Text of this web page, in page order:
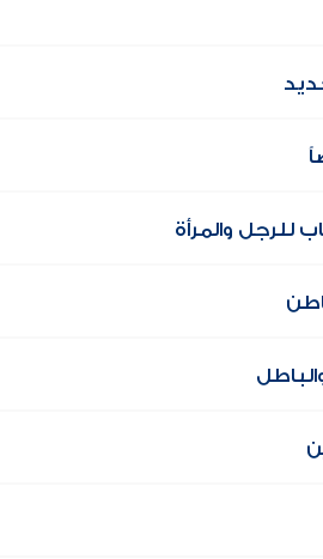
للرجل والمرأة